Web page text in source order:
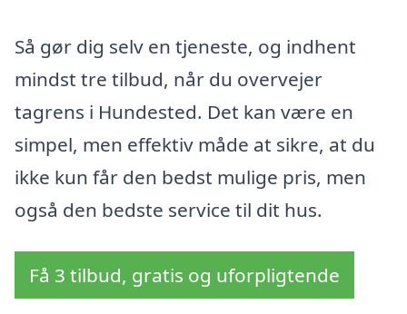
Så gør dig selv en tjeneste, og indhent
mindst tre tilbud, når du overvejer
tagrens i Hundested. Det kan være en
simpel, men effektiv måde at sikre, at du
ikke kun får den bedst mulige pris, men
også den bedste service til dit hus.
Få 3 tilbud, gratis og uforpligtende